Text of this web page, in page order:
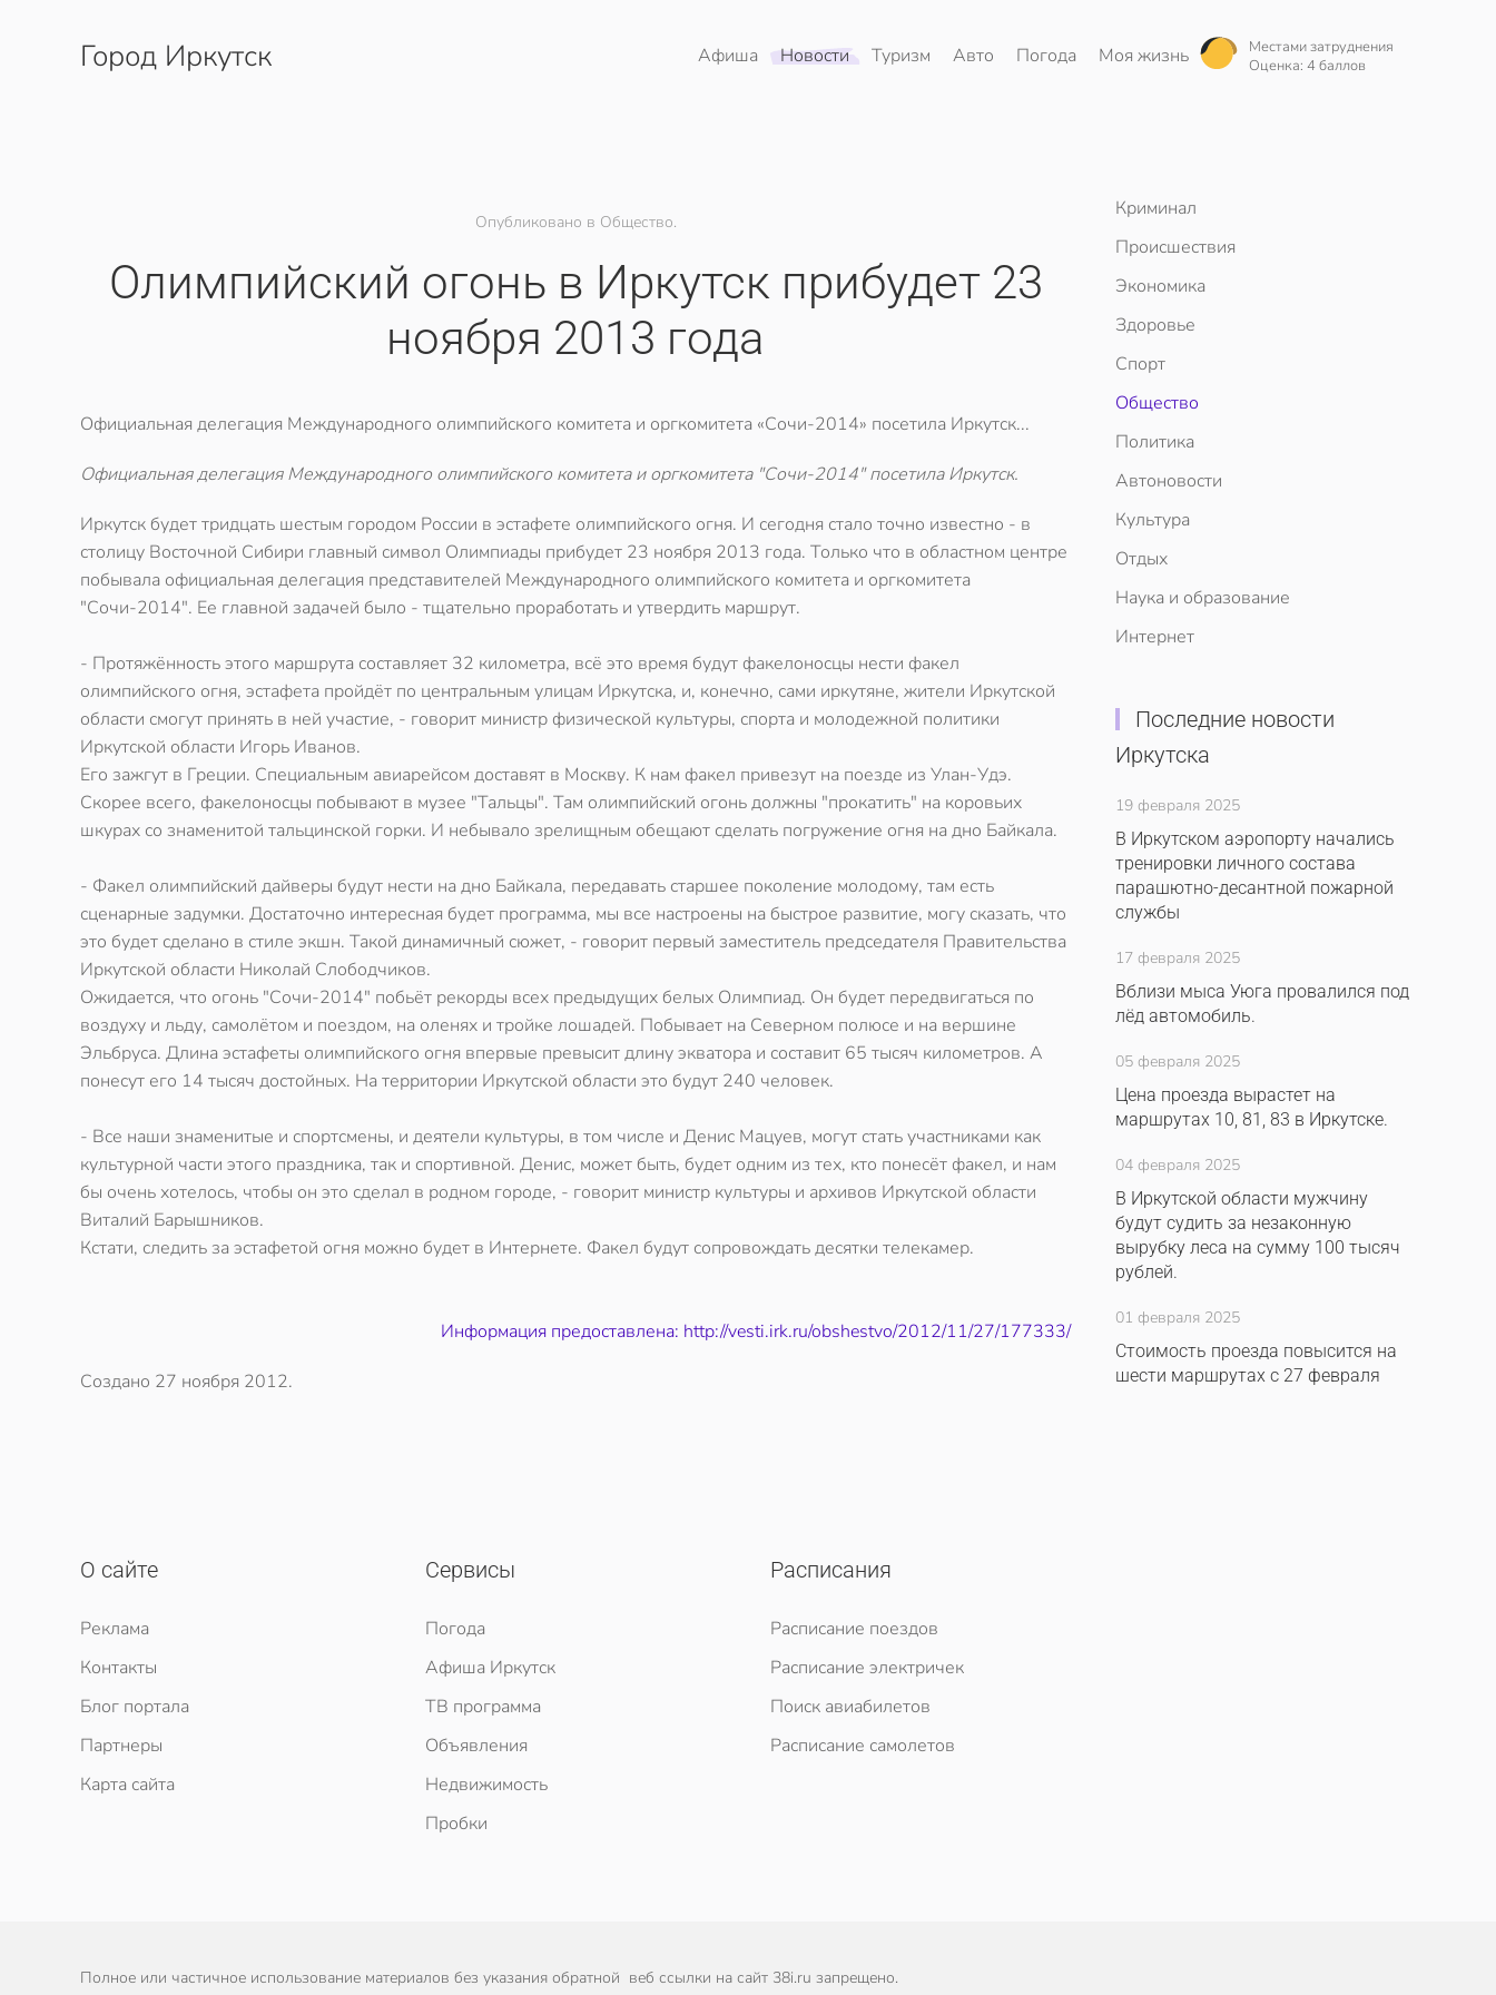
Перейти к содержимому
Город Иркутск Афиша Новости Туризм Авто Погода Моя жизнь
Местами затруднения
Оценка: 4 баллов
Опубликовано в Общество.
Олимпийский огонь в Иркутск прибудет 23
ноября 2013 года
Официальная делегация Международного олимпийского комитета и оргкомитета «Сочи-2014» посетила Иркутск...
Официальная делегация Международного олимпийского комитета и оргкомитета "Сочи-2014" посетила Иркутск.
Иркутск будет тридцать шестым городом России в эстафете олимпийского огня. И сегодня стало точно известно - в
столицу Восточной Сибири главный символ Олимпиады прибудет 23 ноября 2013 года. Только что в областном центре
побывала официальная делегация представителей Международного олимпийского комитета и оргкомитета
"Сочи-2014". Ее главной задачей было - тщательно проработать и утвердить маршрут.
- Протяжённость этого маршрута составляет 32 километра, всё это время будут факелоносцы нести факел
олимпийского огня, эстафета пройдёт по центральным улицам Иркутска, и, конечно, сами иркутяне, жители Иркутской
области смогут принять в ней участие, - говорит министр физической культуры, спорта и молодежной политики
Иркутской области Игорь Иванов.
Его зажгут в Греции. Специальным авиарейсом доставят в Москву. К нам факел привезут на поезде из Улан-Удэ.
Скорее всего, факелоносцы побывают в музее "Тальцы". Там олимпийский огонь должны "прокатить" на коровьих
шкурах со знаменитой тальцинской горки. И небывало зрелищным обещают сделать погружение огня на дно Байкала.
- Факел олимпийский дайверы будут нести на дно Байкала, передавать старшее поколение молодому, там есть
сценарные задумки. Достаточно интересная будет программа, мы все настроены на быстрое развитие, могу сказать, что
это будет сделано в стиле экшн. Такой динамичный сюжет, - говорит первый заместитель председателя Правительства
Иркутской области Николай Слободчиков.
Ожидается, что огонь "Сочи-2014" побьёт рекорды всех предыдущих белых Олимпиад. Он будет передвигаться по
воздуху и льду, самолётом и поездом, на оленях и тройке лошадей. Побывает на Северном полюсе и на вершине
Эльбруса. Длина эстафеты олимпийского огня впервые превысит длину экватора и составит 65 тысяч километров. А
понесут его 14 тысяч достойных. На территории Иркутской области это будут 240 человек.
- Все наши знаменитые и спортсмены, и деятели культуры, в том числе и Денис Мацуев, могут стать участниками как
культурной части этого праздника, так и спортивной. Денис, может быть, будет одним из тех, кто понесёт факел, и нам
бы очень хотелось, чтобы он это сделал в родном городе, - говорит министр культуры и архивов Иркутской области
Виталий Барышников.
Кстати, следить за эстафетой огня можно будет в Интернете. Факел будут сопровождать десятки телекамер.
Информация предоставлена: http://vesti.irk.ru/obshestvo/2012/11/27/177333/
Создано 27 ноября 2012.
Криминал
Происшествия
Экономика
Здоровье
Спорт
Общество
Политика
Автоновости
Культура
Отдых
Наука и образование
Интернет
Последние новости
Иркутска
19 февраля 2025
В Иркутском аэропорту начались
тренировки личного состава
парашютно-десантной пожарной
службы
17 февраля 2025
Вблизи мыса Уюга провалился под
лёд автомобиль.
05 февраля 2025
Цена проезда вырастет на
маршрутах 10, 81, 83 в Иркутске.
04 февраля 2025
В Иркутской области мужчину
будут судить за незаконную
вырубку леса на сумму 100 тысяч
рублей.
01 февраля 2025
Стоимость проезда повысится на
шести маршрутах с 27 февраля
О сайте
Реклама
Контакты
Блог портала
Партнеры
Карта сайта
Сервисы
Погода
Афиша Иркутск
ТВ программа
Объявления
Недвижимость
Пробки
Расписания
Расписание поездов
Расписание электричек
Поиск авиабилетов
Расписание самолетов
Полное или частичное использование материалов без указания обратной веб ссылки на сайт 38i.ru запрещено.